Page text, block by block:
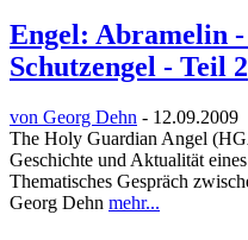
Engel: Abramelin
Schutzengel - Teil 2
von Georg Dehn - 12.09.2009
The Holy Guardian Angel
Geschichte und Aktualität
Thematisches Gespräch
Georg Dehn mehr...